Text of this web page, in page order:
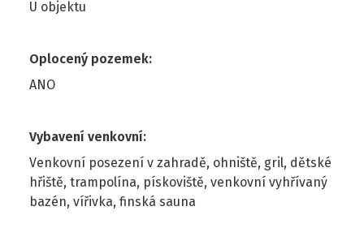
U objektu
Oplocený pozemek:
ANO
Vybavení venkovní:
Venkovní posezení v zahradě, ohniště, gril, dětské
hřiště, trampolína, pískoviště, venkovní vyhřívaný
bazén, vířivka, finská sauna